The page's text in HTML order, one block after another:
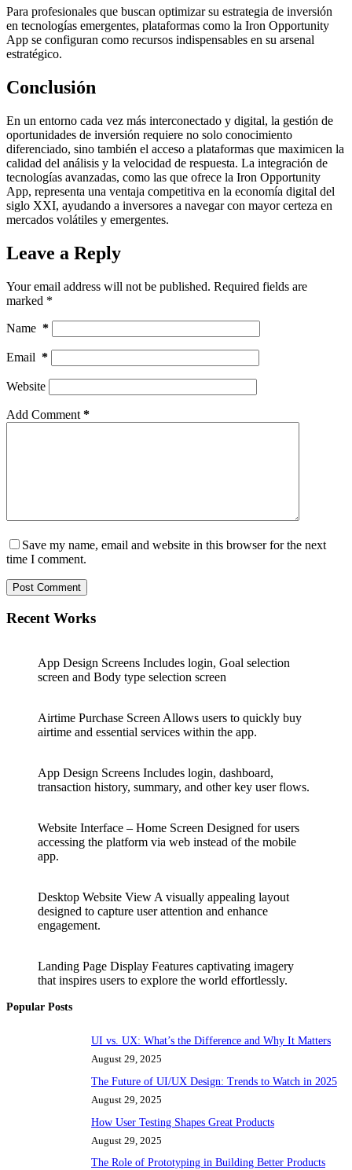
Para profesionales que buscan optimizar su estrategia de inversión
en tecnologías emergentes, plataformas como la Iron Opportunity
App se configuran como recursos indispensables en su arsenal
estratégico.
Conclusión
En un entorno cada vez más interconectado y digital, la gestión de
oportunidades de inversión requiere no solo conocimiento
diferenciado, sino también el acceso a plataformas que maximicen la
calidad del análisis y la velocidad de respuesta. La integración de
tecnologías avanzadas, como las que ofrece la Iron Opportunity
App, representa una ventaja competitiva en la economía digital del
siglo XXI, ayudando a inversores a navegar con mayor certeza en
mercados volátiles y emergentes.
Leave a Reply
Your email address will not be published. Required fields are
marked *
Name *
Email *
Website
Add Comment *
Save my name, email and website in this browser for the next
time I comment.
Post Comment
Recent Works
App Design Screens Includes login, Goal selection
screen and Body type selection screen
Airtime Purchase Screen Allows users to quickly buy
airtime and essential services within the app.
App Design Screens Includes login, dashboard,
transaction history, summary, and other key user flows.
Website Interface – Home Screen Designed for users
accessing the platform via web instead of the mobile
app.
Desktop Website View A visually appealing layout
designed to capture user attention and enhance
engagement.
Landing Page Display Features captivating imagery
that inspires users to explore the world effortlessly.
Popular Posts
UI vs. UX: What’s the Difference and Why It Matters
August 29, 2025
The Future of UI/UX Design: Trends to Watch in 2025
August 29, 2025
How User Testing Shapes Great Products
August 29, 2025
The Role of Prototyping in Building Better Products